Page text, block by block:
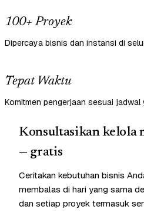
100+ Proyek
Dipercaya bisnis dan instansi di
Tepat Waktu
Komitmen pengerjaan sesuai jadwal
Konsultasikan kelola
— gratis
Ceritakan kebutuhan bisnis
membalas di hari yang sama
dan setiap proyek termasuk